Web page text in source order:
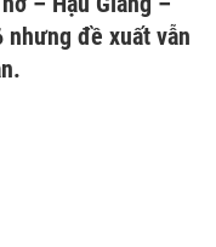
nhưng đề xuất vẫn